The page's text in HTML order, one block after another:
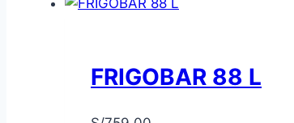
FRIGOBAR 88 L